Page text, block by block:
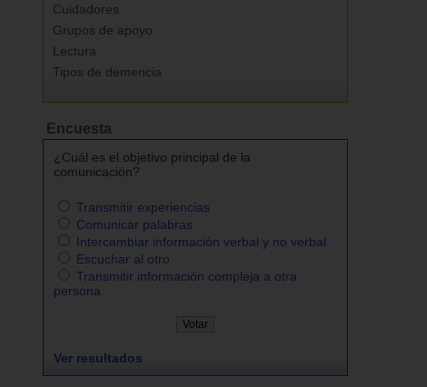
Cuidadores
Grupos de apoyo
Lectura
Tipos de demencia
Encuesta
¿Cuál es el objetivo principal de la
comunicación?
Transmitir experiencias
Comunicar palabras
Intercambiar información verbal y no verbal
Escuchar al otro
Transmitir información compleja a otra
persona
Ver resultados